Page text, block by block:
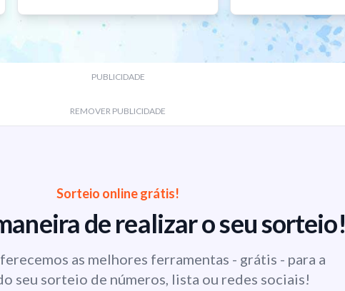
PUBLICIDADE
REMOVER PUBLICIDADE
Sorteio online grátis!
de realizar o seu sorteio!
as melhores ferramentas - grátis - para a
seu sorteio de números, lista ou redes sociais!